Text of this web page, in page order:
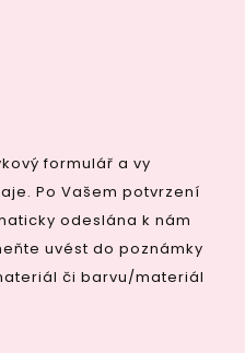
formulář a vy
Po Vašem potvrzení
odeslána k nám
uvést do poznámky
či barvu/materiál